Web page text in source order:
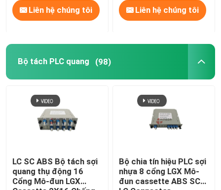
Liên hệ chúng tôi Liên hệ chúng tôi
Bộ tách PLC quang (98)
LC SC ABS Bộ tách sợi
quang thụ động 16
Cổng Mô-đun LGX
Bộ chia tín hiệu PLC sợi
nhựa 8 cổng LGX Mô-
đun cassette ABS SC